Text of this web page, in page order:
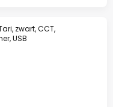
zwart, CCT,
USB